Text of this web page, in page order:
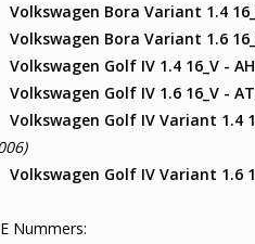
Volkswagen Bora Variant 1.4
Volkswagen Bora Variant 1.6
Volkswagen Golf IV 1.4 16_V -
Volkswagen Golf IV 1.6 16_V -
Volkswagen Golf IV Variant 1.4
Volkswagen Golf IV Variant 1.6
Nummers: